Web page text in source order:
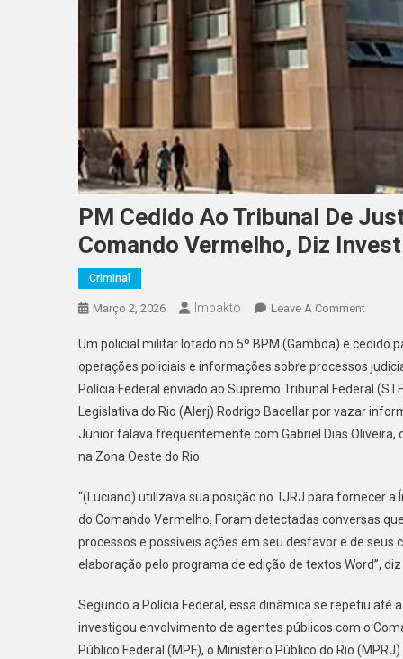
PM Cedido Ao Tribunal De
Comando Vermelho, Diz
Criminal
Março 2, 2026 Impakto Leave A CommentOn
Cedido
Ao
De
Justiça
Vazava
O
Um policial militar lotado no 5º BPM (Gamboa) e cedido
operações policiais e informações sobre processos
Polícia Federal enviado ao Supremo Tribunal Federal
Legislativa do Rio (Alerj) Rodrigo Bacellar por vazar
Junior falava frequentemente com Gabriel Dias Oliveira,
na Zona Oeste do Rio.
“(Luciano) utilizava sua posição no TJRJ para fornecer
do Comando Vermelho. Foram detectadas conversas
processos e possíveis ações em seu desfavor e de
elaboração pelo programa de edição de textos Word”,
Segundo a Polícia Federal, essa dinâmica se repetiu até
investigou envolvimento de agentes públicos com o
Público Federal (MPF), o Ministério Público do Rio